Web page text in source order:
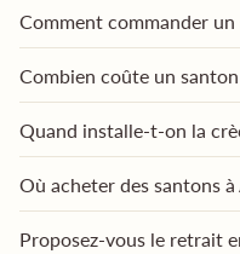
Comment commander
Combien coûte un
Quand installe-t-on la
Où acheter des santons
Proposez-vous le retrait